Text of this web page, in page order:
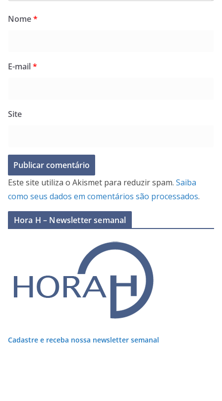
Nome*
E-mail*
Site
Este site utiliza o Akismet para reduzir spam. Saiba
como seus dados em comentários são processados.
Hora H – Newsletter semanal
Cadastre e receba nossa newsletter semanal